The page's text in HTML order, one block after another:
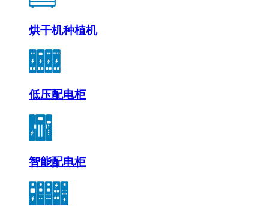
烘干机种植机
低压配电柜
智能配电柜